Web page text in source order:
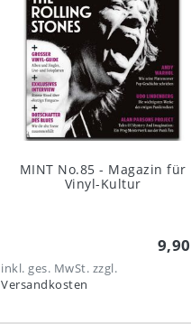
MINT No.85 - Magazin für
Vinyl-Kultur
inkl. ges. MwSt. zzgl.
Versandkosten